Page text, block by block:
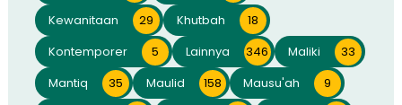
Kewanitaan
29 Khutbah
18
Kontemporer
5 Lainnya 346 Maliki
33
Mantiq
35 Maulid 158 Mausu'ah
9